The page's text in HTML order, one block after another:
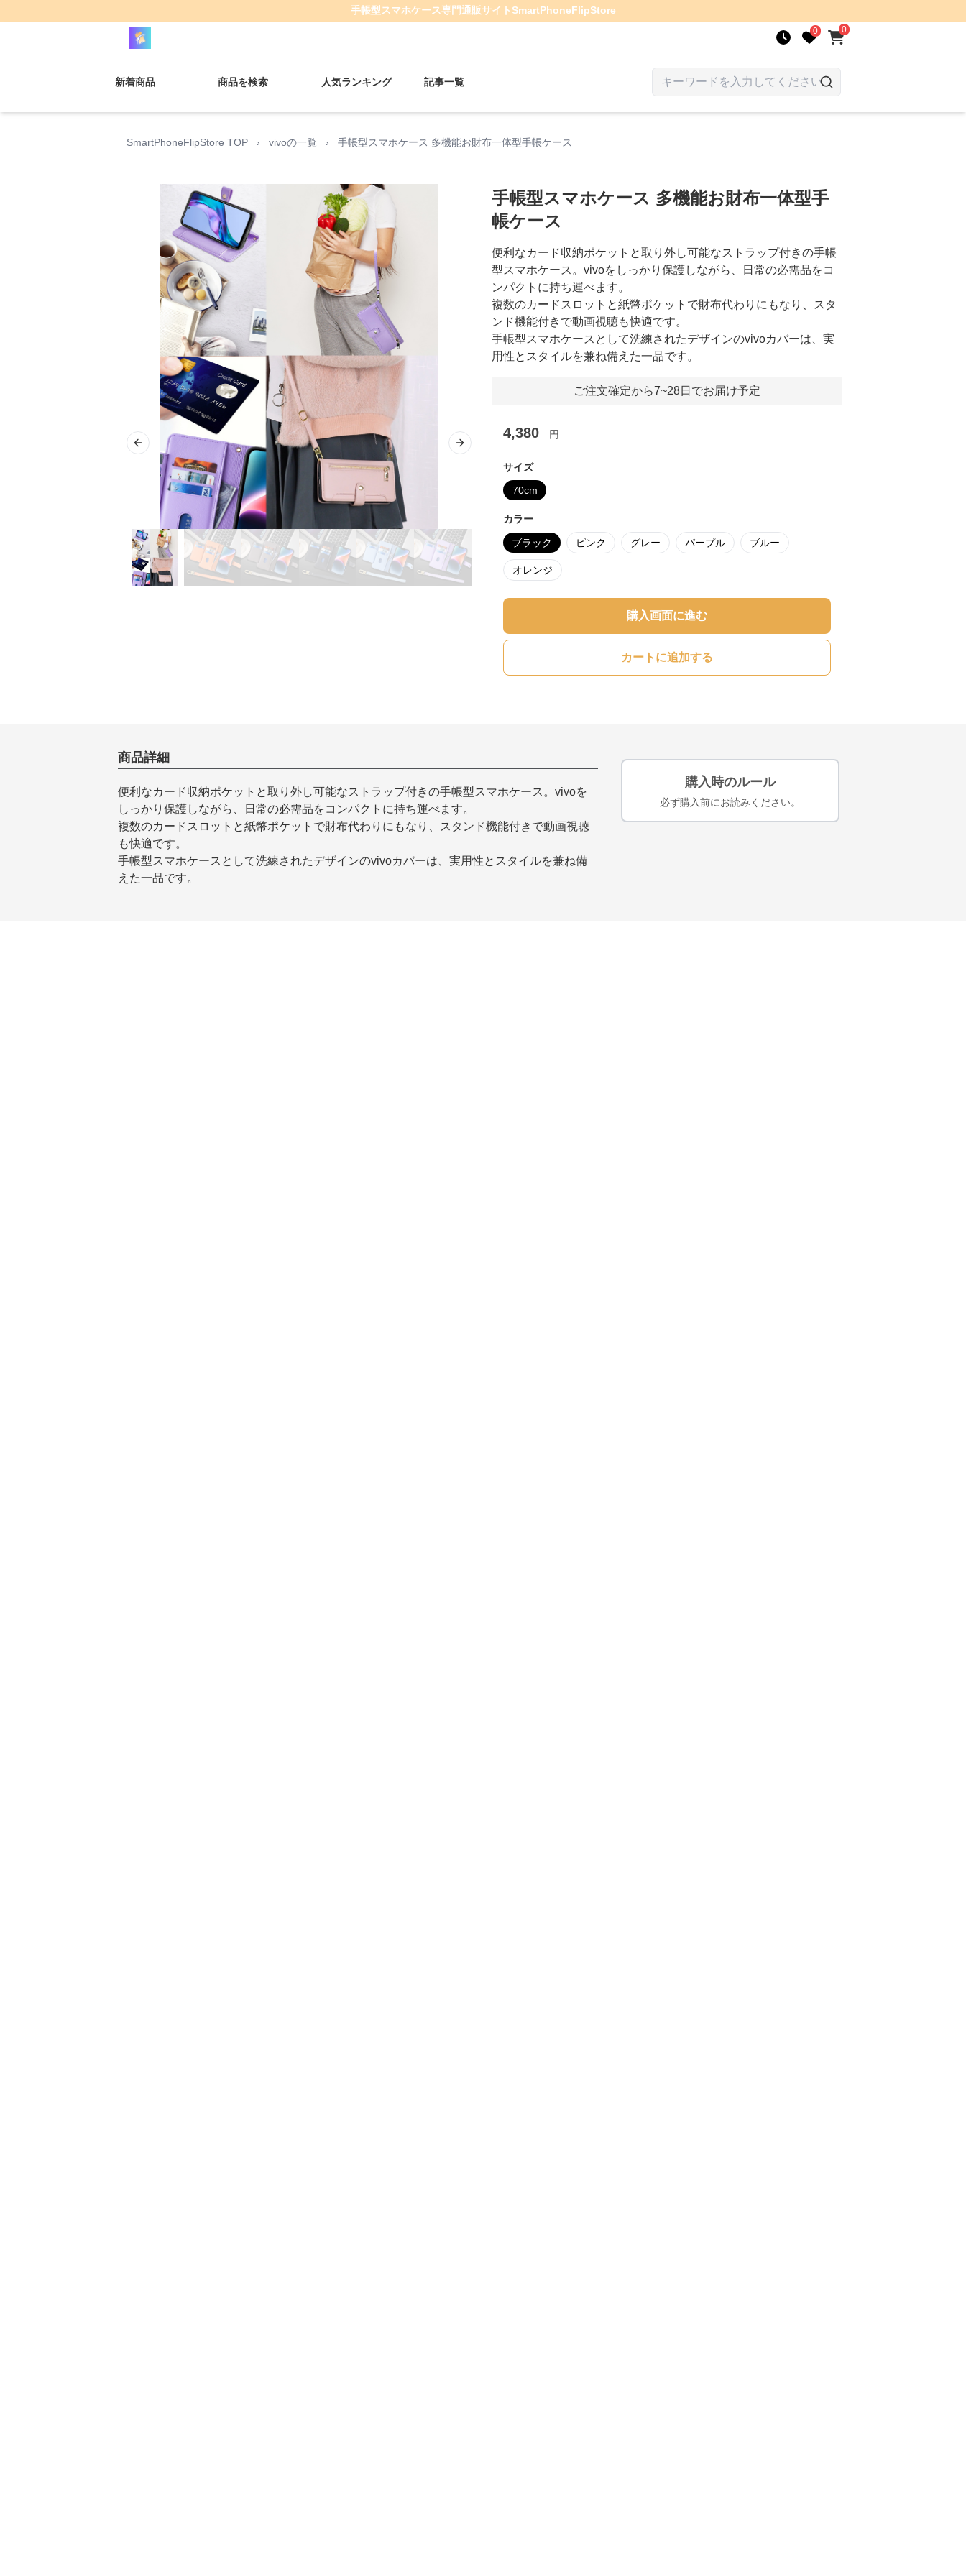
手帳型スマホケース専門通販サイトSmartPhoneFlipStore
0 0
新着商品 商品を検索 人気ランキング 記事一覧
SmartPhoneFlipStore TOP › vivoの一覧 › 手帳型スマホケース 多機能お財布一体型手帳ケース
Previous slide Next slide
手帳型スマホケース 多機能お財布一体型手
帳ケース
便利なカード収納ポケットと取り外し可能なストラップ付きの手帳
型スマホケース。vivoをしっかり保護しながら、日常の必需品をコ
ンパクトに持ち運べます。
複数のカードスロットと紙幣ポケットで財布代わりにもなり、スタ
ンド機能付きで動画視聴も快適です。
手帳型スマホケースとして洗練されたデザインのvivoカバーは、実
用性とスタイルを兼ね備えた一品です。
ご注文確定から7~28日でお届け予定
4,380 円
サイズ
70cm
カラー
ブラック ピンク グレー パープル ブルー
オレンジ
購入画面に進む
カートに追加する
商品詳細
便利なカード収納ポケットと取り外し可能なストラップ付きの手帳型スマホケース。vivoを
しっかり保護しながら、日常の必需品をコンパクトに持ち運べます。
複数のカードスロットと紙幣ポケットで財布代わりにもなり、スタンド機能付きで動画視聴
も快適です。
手帳型スマホケースとして洗練されたデザインのvivoカバーは、実用性とスタイルを兼ね備
えた一品です。
購入時のルール
必ず購入前にお読みください。